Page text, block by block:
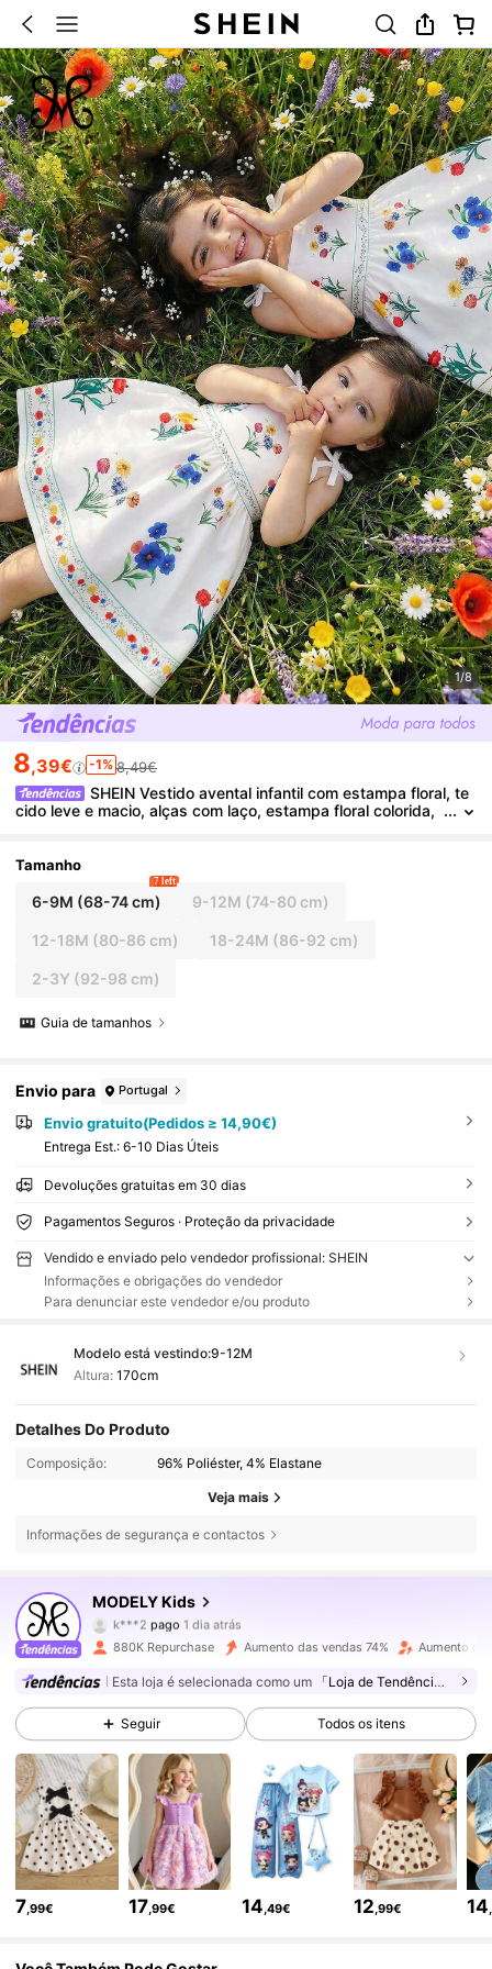
1/8
8,39€ -1% 8,49€
SHEIN Vestido avental infantil com estampa floral, te
cido leve e macio, alças com laço, estampa floral colorida,
ra/verão.
Tamanho
6-9M (68-74 cm)
7 left
9-12M (74-80 cm)
12-18M (80-86 cm) 18-24M (86-92 cm)
2-3Y (92-98 cm)
Guia de tamanhos
Envio para Portugal
Envio gratuito(Pedidos ≥ 14,90€)
Entrega Est.: 6-10 Dias Úteis
Devoluções gratuitas em 30 dias
Pagamentos Seguros · Proteção da privacidade
Vendido e enviado pelo vendedor profissional: SHEIN
Informações e obrigações do vendedor
Para denunciar este vendedor e/ou produto
Modelo está vestindo:9-12M
Altura: 170cm
Detalhes Do Produto
Composição: 96% Poliéster, 4% Elastane
Veja mais
Informações de segurança e contactos
MODELY Kids
4,86
271K Seguidores
k***2 pago 1 dia atrás
s***0 seguiu 5 horas atrás
4,86 271K Seguidores
4,86 271K Seguidores
4,86 271K Seguidores
4,86 271K Seguidores
880K Repurchase Aumento das vendas 74% Aumento de
Esta loja é selecionada como um 「Loja de Tendências」
Seguir Todos os itens
7,99€ 17,99€ 14,49€ 12,99€ 14